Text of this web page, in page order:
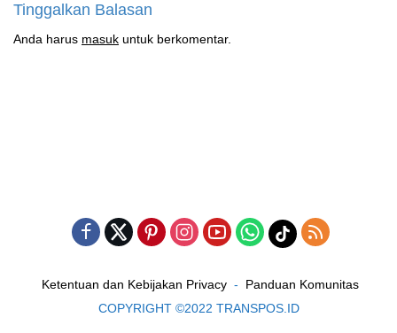
Tinggalkan Balasan
Anda harus masuk untuk berkomentar.
Ketentuan dan Kebijakan Privacy
Panduan Komunitas
COPYRIGHT ©2022 TRANSPOS.ID